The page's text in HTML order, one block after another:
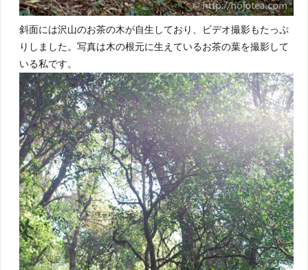
斜面には沢山のお茶の木が自生しており、ビデオ撮影もたっぷ
りしました。写真は木の根元に生えているお茶の葉を撮影して
いる私です。